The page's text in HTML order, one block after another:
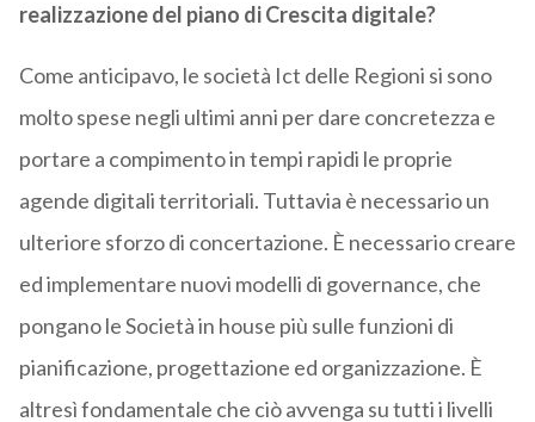
realizzazione del piano di Crescita digitale?
Come anticipavo, le società Ict delle Regioni si sono
molto spese negli ultimi anni per dare concretezza e
portare a compimento in tempi rapidi le proprie
agende digitali territoriali. Tuttavia è necessario un
ulteriore sforzo di concertazione. È necessario creare
ed implementare nuovi modelli di governance, che
pongano le Società in house più sulle funzioni di
pianificazione, progettazione ed organizzazione. È
altresì fondamentale che ciò avvenga su tutti i livelli